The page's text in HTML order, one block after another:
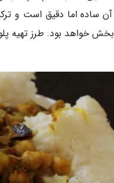
ساده اما دقیق است و
خواهد بود. طرز تهیه